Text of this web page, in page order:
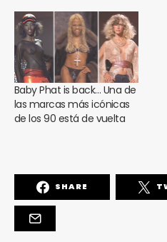
Baby Phat is back… Una de
las marcas más icónicas
de los 90 está de vuelta
SHARE